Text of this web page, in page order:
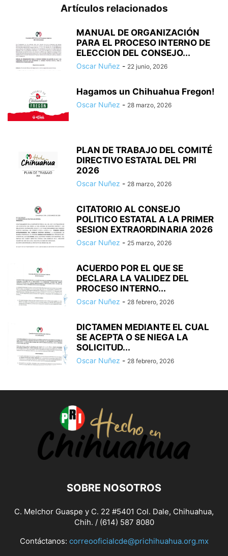
Artículos relacionados
MANUAL DE ORGANIZACIÓN
PARA EL PROCESO INTERNO DE
ELECCION DEL CONSEJO...
Oscar Nuñez - 22 junio, 2026
Hagamos un Chihuahua Fregon!
Oscar Nuñez - 28 marzo, 2026
PLAN DE TRABAJO DEL COMITÉ
DIRECTIVO ESTATAL DEL PRI
2026
Oscar Nuñez - 28 marzo, 2026
CITATORIO AL CONSEJO
POLITICO ESTATAL A LA PRIMER
SESION EXTRAORDINARIA 2026
Oscar Nuñez - 25 marzo, 2026
ACUERDO POR EL QUE SE
DECLARA LA VALIDEZ DEL
PROCESO INTERNO...
Oscar Nuñez - 28 febrero, 2026
DICTAMEN MEDIANTE EL CUAL
SE ACEPTA O SE NIEGA LA
SOLICITUD...
Oscar Nuñez - 28 febrero, 2026
SOBRE NOSOTROS
C. Melchor Guaspe y C. 22 #5401 Col. Dale, Chihuahua,
Chih. / (614) 587 8080
Contáctanos: correooficialcde@prichihuahua.org.mx